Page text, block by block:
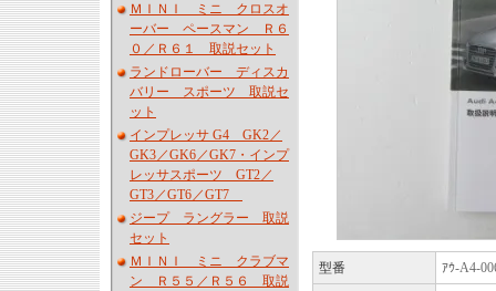
ＭＩＮＩ ミニ クロスオ
ーバー ペースマン Ｒ６
０／Ｒ６１ 取説セット
ランドローバー ディスカ
バリー スポーツ 取説セ
ット
インプレッサ G4 GK2／
GK3／GK6／GK7・インプ
レッサスポーツ GT2／
GT3／GT6／GT7
ジープ ラングラー 取説
セット
ＭＩＮＩ ミニ クラブマ
ン Ｒ５５／Ｒ５６ 取説
型番 ｱｳ-A4-